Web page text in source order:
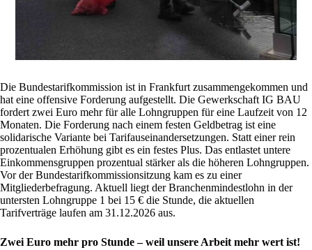
Die Bundestarifkommission ist in Frankfurt zusammengekommen und
hat eine offensive Forderung aufgestellt. Die Gewerkschaft IG BAU
fordert zwei Euro mehr für alle Lohngruppen für eine Laufzeit von 12
Monaten. Die Forderung nach einem festen Geldbetrag ist eine
solidarische Variante bei Tarifauseinandersetzungen. Statt einer rein
prozentualen Erhöhung gibt es ein festes Plus. Das entlastet untere
Einkommensgruppen prozentual stärker als die höheren Lohngruppen.
Vor der Bundestarifkommissionsitzung kam es zu einer
Mitgliederbefragung. Aktuell liegt der Branchenmindestlohn in der
untersten Lohngruppe 1 bei 15 € die Stunde, die aktuellen
Tarifverträge laufen am 31.12.2026 aus.
Zwei Euro mehr pro Stunde – weil unsere Arbeit mehr wert ist!